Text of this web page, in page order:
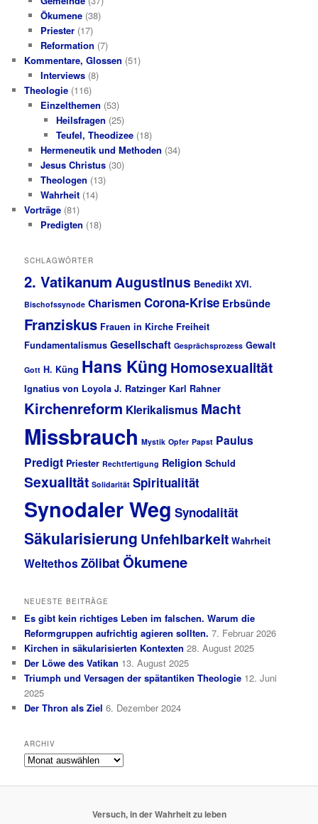
Ökumene(38)
Priester(17)
Reformation (7)
Kommentare, Glossen (51)
Interviews(8)
Theologie (116)
Einzelthemen (53)
Heilsfragen (25)
Teufel, Theodizee (18)
Hermeneutik und Methoden (34)
Jesus Christus(30)
Theologen (13)
Wahrheit(14)
Vorträge (81)
Predigten (18)
SCHLAGWÖRTER
2. VatikanumAugustinus Benedikt XVI.
Bischofssynode Charismen Corona-Krise Erbsünde
Franziskus Frauen in Kirche Freiheit
Fundamentalismus Gesellschaft Gesprächsprozess Gewalt
Gott H. Küng Hans Küng Homosexualität
Ignatius von Loyola J. Ratzinger Karl Rahner
Kirchenreform Klerikalismus Macht
Missbrauch Mystik Opfer Papst Paulus
Predigt Priester Rechtfertigung Religion Schuld
Sexualität Solidarität Spiritualität
Synodaler Weg Synodalität
Säkularisierung Unfehlbarkeit Wahrheit
WeltethosZölibatÖkumene
NEUESTE BEITRÄGE
Es gibt kein richtiges Leben im falschen. Warum die
Reformgruppen aufrichtig agieren sollten. 7. Februar 2026
Kirchen in säkularisierten Kontexten 28. August 2025
Der Löwe des Vatikan 13. August 2025
Triumph und Versagen der spätantiken Theologie 12. Juni
2025
Der Thron als Ziel 6. Dezember 2024
ARCHIV
Archiv
Versuch, in der Wahrheit zu leben